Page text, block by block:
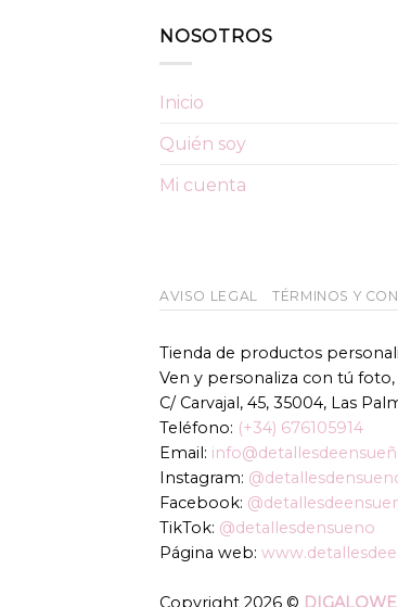
NOSOTROS
Inicio
Quién soy
Mi cuenta
AVISO LEGAL TÉRMINOS Y
Tienda de productos
Ven y personaliza con tú
C/ Carvajal, 45, 35004, Las
Teléfono: (+34) 676105914
Email:
Instagram:
Facebook:
TikTok: @detallesdensueno
Página web:
Copyright 2026 ©